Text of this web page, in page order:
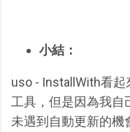
小結：
uso - InstallWith看
工具，但是因為我自
未遇到自動更新的機